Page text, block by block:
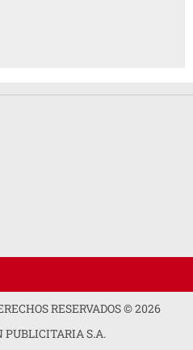
RESERVADOS ©2026
PUBLICITARIA S.A.